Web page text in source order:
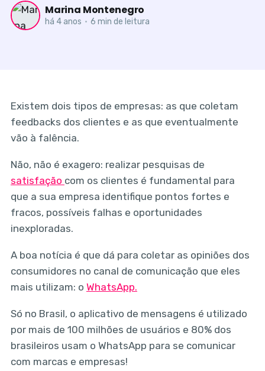
Marina Montenegro
há 4 anos • 6 min de leitura
Existem dois tipos de empresas: as que coletam
feedbacks dos clientes e as que eventualmente
vão à falência.
Não, não é exagero: realizar pesquisas de
satisfação com os clientes é fundamental para
que a sua empresa identifique pontos fortes e
fracos, possíveis falhas e oportunidades
inexploradas.
A boa notícia é que dá para coletar as opiniões dos
consumidores no canal de comunicação que eles
mais utilizam: o WhatsApp.
Só no Brasil, o aplicativo de mensagens é utilizado
por mais de 100 milhões de usuários e 80% dos
brasileiros usam o WhatsApp para se comunicar
com marcas e empresas!